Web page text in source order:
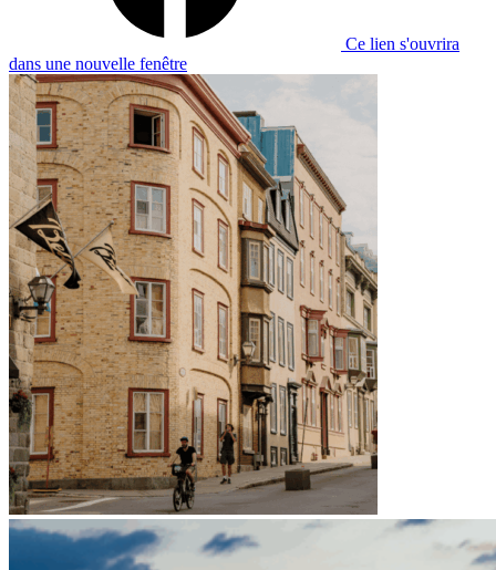
Ce lien s'ouvrira
dans une nouvelle fenêtre